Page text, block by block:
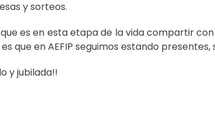
y sorteos.
es en esta etapa de la vida compartir
que en AEFIP seguimos estando presentes,
y jubilada!!